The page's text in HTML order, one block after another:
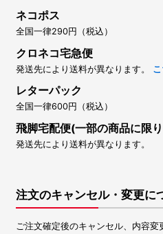
ネコポス
全国一律290円（税込）
クロネコ宅急便
発送先により送料が異なります。
レターパック
全国一律600円（税込）
飛脚宅配便(一部の商品に限
発送先により送料が異なります。
注文のキャンセル・変更に
ご注文確定後のキャンセル、内容変